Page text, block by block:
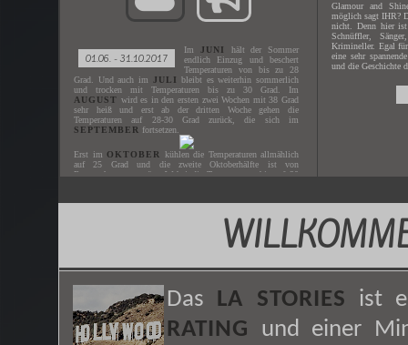
01.06. - 31.10.2017
Im JUNI
hält der Sommer
endlich Einzug und beschert
Temperaturen von bis zu 28
Grad. Und auch im
JULI bleibt es weiterhin sommerlich
und trocken mit Temperaturen bis zu 30 Grad. Im
AUGUST wird es in den ersten zwei Wochen mit 38 Grad
sehr heiß und erst ab der dritten Woche gehen die
Temperaturen auf 28-30 Grad zurück, die sich im
SEPTEMBER fortsetzen.
Erst im OKTOBER
kühlen die Temperaturen allmählich
auf 25 Grad und die zweite Oktoberhälfte ist von
Regenschauern geprägt. Wobei die Temperaturen bis auf 20
JUNI - OKTOBER des Jahres 2017
XX.XX.XXXX
Glamour and
möglich sagt IHR?
nicht. Denn hier
Schnüffler,
Krimineller. Egal
eine sehr
und die Geschichte
Das LA STORIES ist
RATING und einer